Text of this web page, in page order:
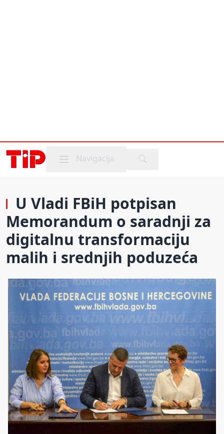
Mobile menu
Navigacija
U Vladi FBiH potpisan
Memorandum o saradnji za
digitalnu transformaciju
malih i srednjih poduzeća